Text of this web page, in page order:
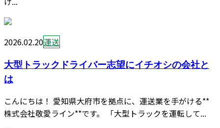
2026.02.20運送
大型トラックドライバー志望にイチオシの会社と
は
こんにちは！ 愛知県大府市を拠点に、運送業を手がける**
株式会社敬愛ライン**です。 「大型トラックを運転して...